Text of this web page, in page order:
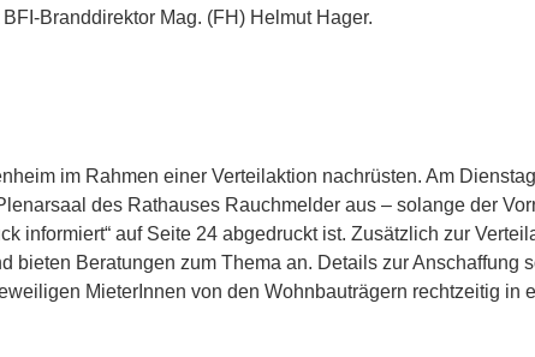
Branddirektor Mag. (FH) Helmut Hager.
im Rahmen einer Verteilaktion nachrüsten. Am
des Rathauses Rauchmelder aus – solange der
informiert“ auf Seite 24 abgedruckt ist. Zusätzlich zur
bieten Beratungen zum Thema an. Details zur Anschaffung
MieterInnen von den Wohnbauträgern rechtzeitig in